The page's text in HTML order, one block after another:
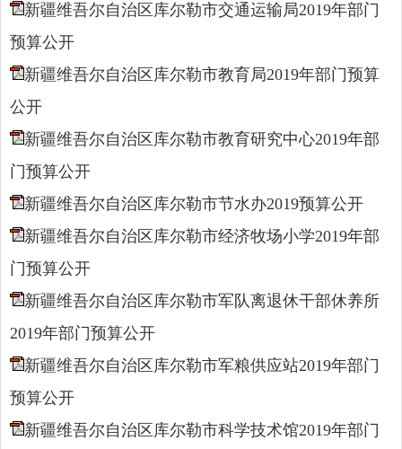
新疆维吾尔自治区库尔勒市交通运输局2019年部门
预算公开
新疆维吾尔自治区库尔勒市教育局2019年部门预算
公开
新疆维吾尔自治区库尔勒市教育研究中心2019年部
门预算公开
新疆维吾尔自治区库尔勒市节水办2019预算公开
新疆维吾尔自治区库尔勒市经济牧场小学2019年部
门预算公开
新疆维吾尔自治区库尔勒市军队离退休干部休养所
2019年部门预算公开
新疆维吾尔自治区库尔勒市军粮供应站2019年部门
预算公开
新疆维吾尔自治区库尔勒市科学技术馆2019年部门